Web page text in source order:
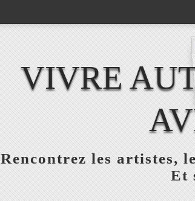
VIVRE
Rencontrez les artistes,
Et